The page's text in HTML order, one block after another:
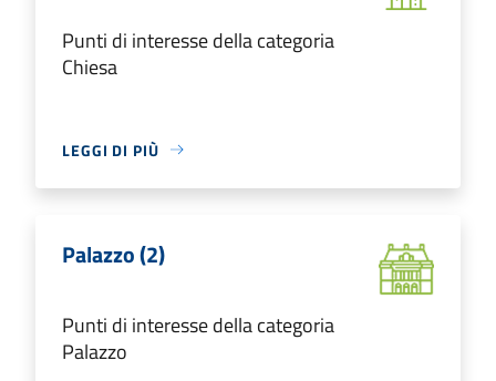
Punti di interesse della categoria
Chiesa
LEGGI DI PIÙ
Palazzo (2)
Punti di interesse della categoria
Palazzo